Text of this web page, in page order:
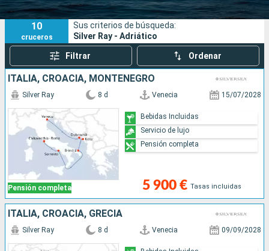
Puertos Compañías
Buscar
10
cruceros
Sus criterios de búsqueda:
Silver Ray - Adriático
Filtrar Ordenar
ITALIA, CROACIA, MONTENEGRO
Pensión completa
Silver Ray 8 d Venecia 15/07/2028
5 900 € Tasas incluidas
Bebidas Incluidas
Servicio de lujo
Pensión completa
ITALIA, CROACIA, GRECIA
Silver Ray 8 d Venecia 09/09/2028